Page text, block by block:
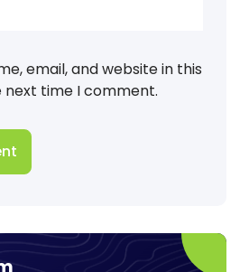
email, and website in this
time I comment.